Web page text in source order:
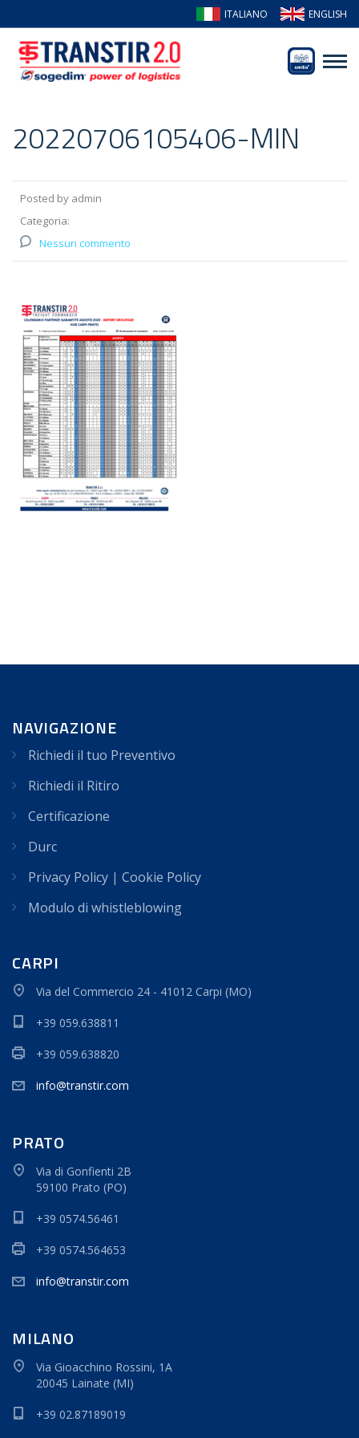
ITALIANO ENGLISH
20220706105406-MIN
Posted by admin
Categoria:
Nessun commento
NAVIGAZIONE
Richiedi il tuo Preventivo
Richiedi il Ritiro
Certificazione
Durc
Privacy Policy | Cookie Policy
Modulo di whistleblowing
CARPI
Via del Commercio 24 - 41012 Carpi (MO)
+39 059.638811
+39 059.638820
info@transtir.com
PRATO
Via di Gonfienti 2B
59100 Prato (PO)
+39 0574.56461
+39 0574.564653
info@transtir.com
MILANO
Via Gioacchino Rossini, 1A
20045 Lainate (MI)
+39 02.87189019